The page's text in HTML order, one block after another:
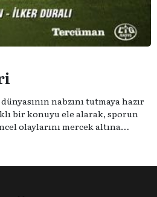
nabzını tutmaya hazır
bir konuyu ele alarak, sporun
olaylarını mercek altına
tam size